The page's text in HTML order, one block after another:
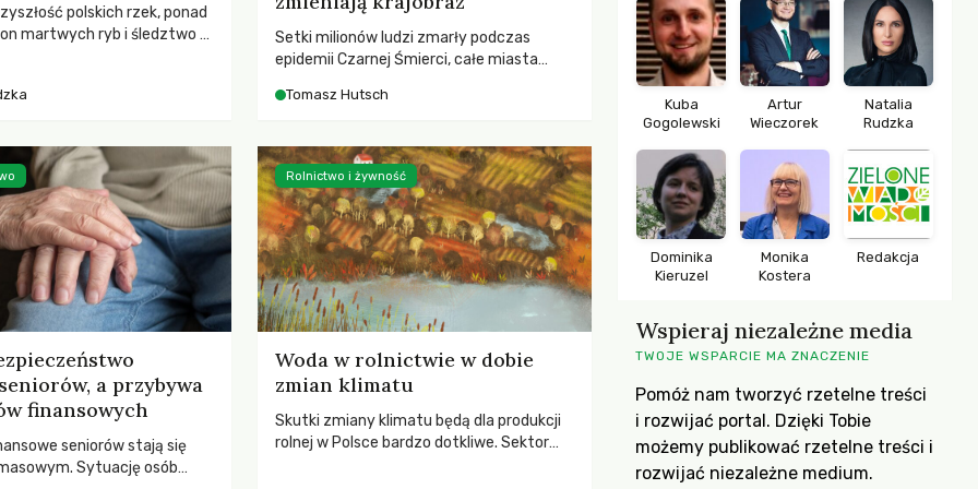
polskich rzek, ponad
martwych ryb i śledztwo z
by prace modernizacyjne
śmierci rzeki.
Setki milionów ludzi zmarły podczas
epidemii Czarnej Śmierci, całe miasta
pierwsze liście nowych dębów rozwijały
podnosiła się po jednej z największych
katastrof w swoich dziejach.
Tomasz Hutsch
a przybywa
finansowych
seniorów stają się
Sytuację osób
Woda w rolnictwie w dobie
zmian klimatu
Skutki zmiany klimatu będą dla produkcji
rolnej w Polsce bardzo dotkliwe. Sektor
Rolnictwo i żywność
Kuba
Gogolewski
Artur
Wieczorek
Natalia
Rudzka
Dominika
Kieruzel
Monika
Kostera
Redakcja
Wspieraj niezależne media
TWOJE WSPARCIE MA ZNACZENIE
Pomóż nam tworzyć rzetelne treści
i rozwijać portal. Dzięki Tobie
możemy publikować rzetelne treści i
rozwijać niezależne medium.